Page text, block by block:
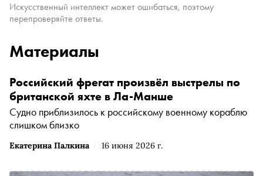
Искусственный интеллект может ошибаться, поэтому
перепроверяйте ответы.
Материалы
Екатерина Палкина 16 июня 2026 г.
Российский фрегат произвёл выстрелы по
британской яхте в Ла-Манше
Судно приблизилось к российскому военному кораблю
слишком близко